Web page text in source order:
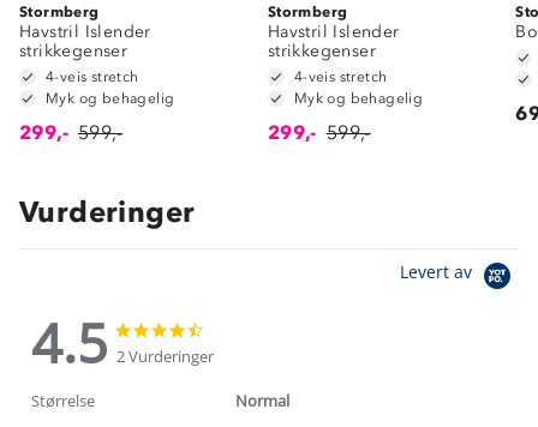
Stormberg
Havstril Islender
strikkegenser
4-veis stretch
Myk og behagelig
299,- 599,-
Stormberg
Havstril Islender
strikkegenser
4-veis stretch
Myk og behagelig
299,- 599,-
Vurderinger
Levert av
4.5
4.5
star
rating
star
2 Vurderinger
Størrelse Normal